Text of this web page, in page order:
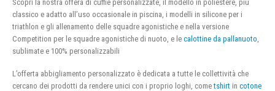
Scopri la nostra offera di cuffie personalizzate, il modello in poliestere, più
classico e adatto all’uso occasionale in piscina, i modelli in silicone per i
triathlon e gli allenamento delle squadre agonistiche e nella versione
Competition per le squadre agonistiche di nuoto, e le calottine da pallanuoto
sublimate e 100% personalizzabili
L’offerta abbigliamento personalizzato è dedicata a tutte le collettività che
cercano dei prodotti da rendere unici con i proprio loghi, cometshirt in cotone